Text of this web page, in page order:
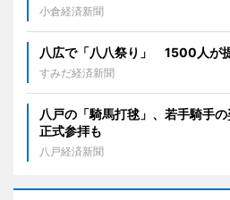
小倉経済新聞
八広で「八八祭り」 1500人が
すみだ経済新聞
八戸の「騎馬打毬」、若手騎手
正式参拝も
八戸経済新聞